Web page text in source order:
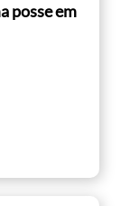
posse em